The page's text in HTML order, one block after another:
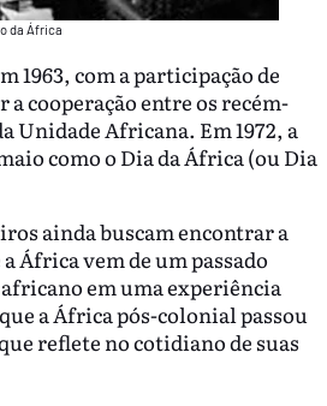
da África
1963, com a participação de
cooperação entre os recém-
Unidade Africana. Em 1972, a
como o Dia da África (ou Dia
ainda buscam encontrar a
África vem de um passado
em uma experiência
a África pós-colonial passou
reflete no cotidiano de suas